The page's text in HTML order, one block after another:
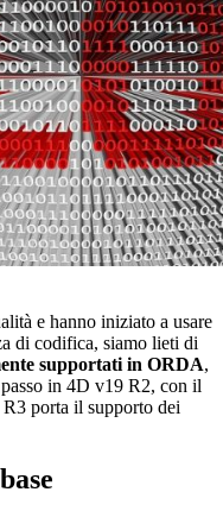
e hanno iniziato a usare
di codifica, siamo lieti di
supportati in ORDA,
in 4D v19 R2, con il
porta il supporto dei